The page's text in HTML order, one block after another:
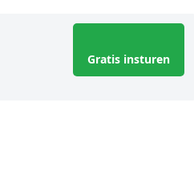
Gratis insturen